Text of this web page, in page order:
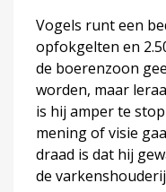
Vogels runt een
opfokgelten en
de boerenzoon
worden, maar
is hij amper te
mening of visie
draad is dat hij
de